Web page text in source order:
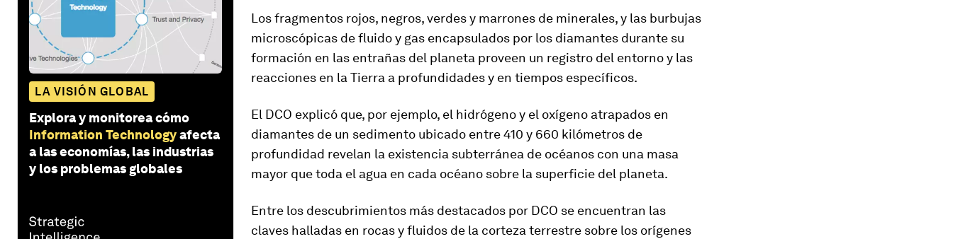
LA VISIÓN GLOBAL
Explora y monitorea cómo
Information Technologyafecta
a las economías, las industrias
y los problemas globales
Los fragmentos rojos, negros, verdes y marrones de minerales, y las burbujas
microscópicas de fluido y gas encapsulados por los diamantes durante su
formación en las entrañas del planeta proveen un registro del entorno y las
reacciones en la Tierra a profundidades y en tiempos específicos.
El DCO explicó que, por ejemplo, el hidrógeno y el oxígeno atrapados en
diamantes de un sedimento ubicado entre 410 y 660 kilómetros de
profundidad revelan la existencia subterránea de océanos con una masa
mayor que toda el agua en cada océano sobre la superficie del planeta.
Entre los descubrimientos más destacados por DCO se encuentran las
claves halladas en rocas y fluidos de la corteza terrestre sobre los orígenes